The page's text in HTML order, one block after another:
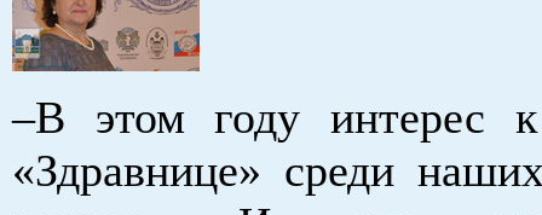
–В этом году интерес
«Здравнице» среди